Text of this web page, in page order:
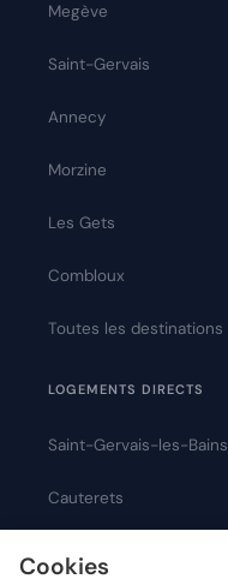
Megève
Saint-Gervais
Annecy
Morzine
Les Gets
Combloux
Toutes les destinations
LOGEMENTS DIRECTS
Saint-Gervais-les-Bains
Cauterets
Cookies